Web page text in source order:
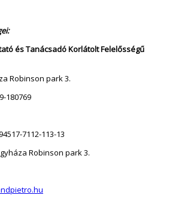
és Tanácsadó Korlátolt Felelősségű
Robinson park 3.
180769
7112-113-13
Robinson park 3.